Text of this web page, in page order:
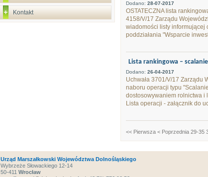
Kontakt
Dodano: 28-07-2017
OSTATECZNA lista
4158/V/17 Zarządu
wiadomości listy informującej
poddziałania "Wsparcie
Lista rankingowa –
Dodano: 26-04-2017
Uchwała 3701/V/17 Zarządu
naboru operacji typu
dostosowywaniem rolnictwa i
Lista operacji - załącznik do
<< Pierwsza < Poprzednia 29-35
Urząd Marszałkowski Województwa Dolnośląskiego
Wybrzeże Słowackiego 12-14
50-411 Wrocław